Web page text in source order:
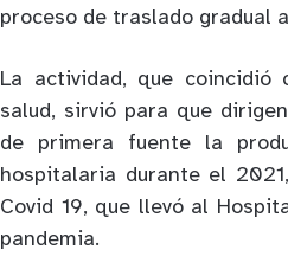
proceso de traslado gradual
La actividad, que
salud, sirvió para que
de primera fuente la
hospitalaria durante el
Covid 19, que llevó al
pandemia.